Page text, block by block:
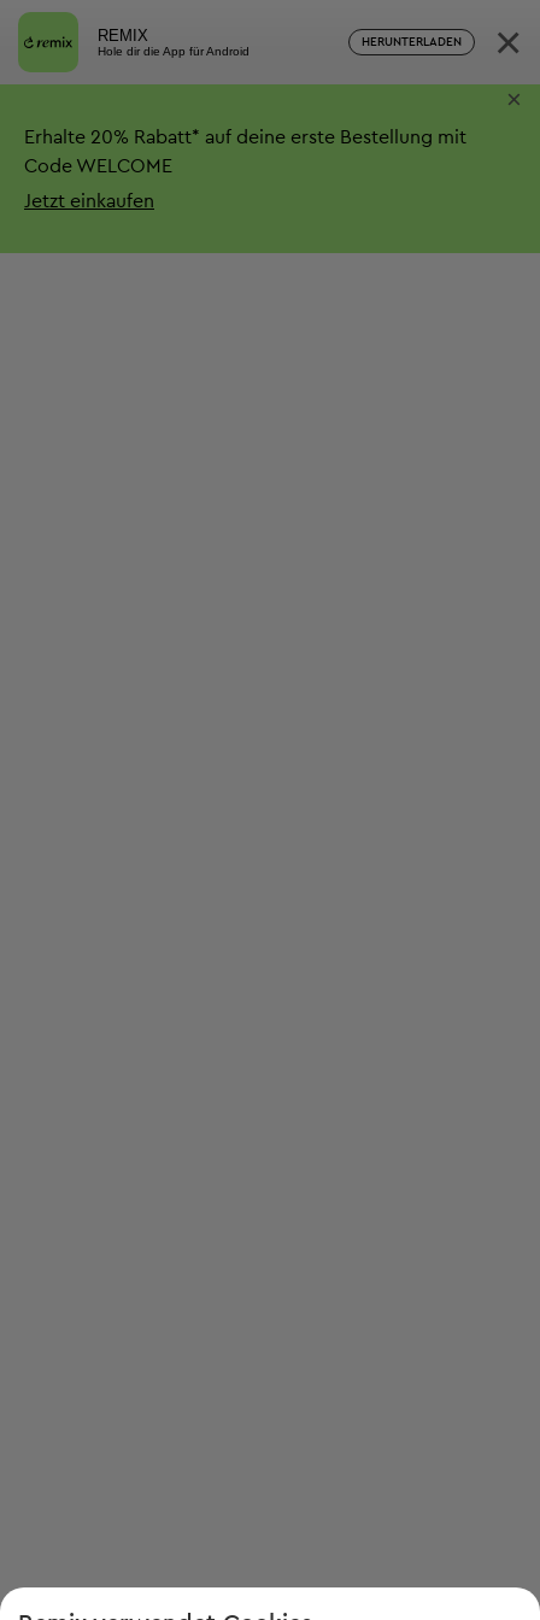
REMIX
Hole dir die App für Android
HERUNTERLADEN ×
Erhalte 20% Rabatt* auf deine erste Bestellung mit
Code WELCOME
Jetzt einkaufen
×